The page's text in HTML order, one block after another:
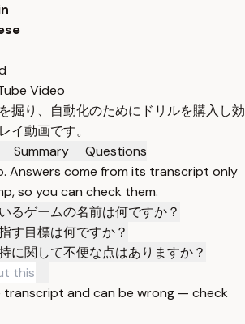
Video
掘り、自動化のためにドリルを購入し効
イ動画です。
Summary
Questions
Answers come from its transcript only
so you can check them.
るゲームの名前は何ですか？
す目標は何ですか？
に関して不便な点はありますか？
and can be wrong — check